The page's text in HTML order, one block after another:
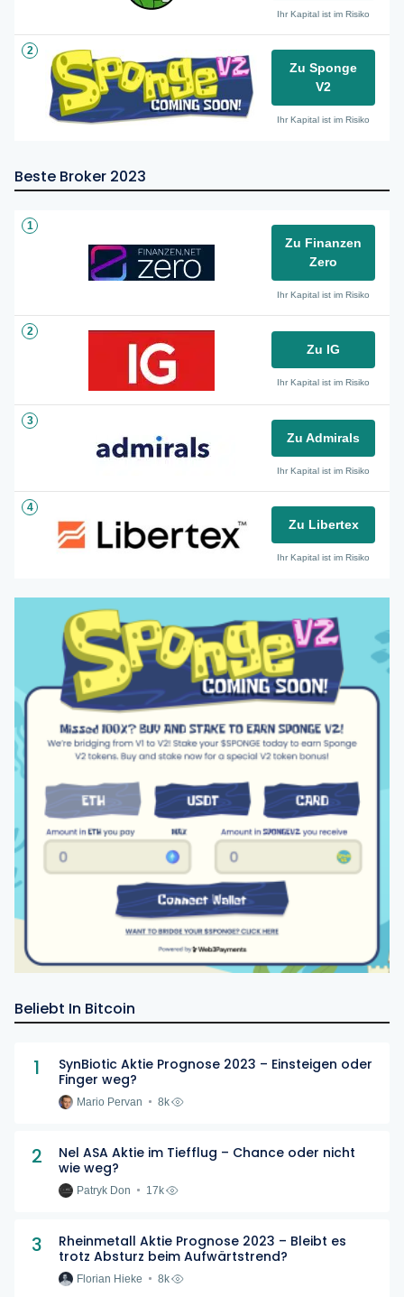
Ihr Kapital ist im Risiko
2
Zu Sponge
V2
Ihr Kapital ist im Risiko
Beste Broker 2023
1
Zu Finanzen
Zero
Ihr Kapital ist im Risiko
2
Zu IG
Ihr Kapital ist im Risiko
3
Zu Admirals
Ihr Kapital ist im Risiko
4
Zu Libertex
Ihr Kapital ist im Risiko
Beliebt In Bitcoin
1
SynBiotic Aktie Prognose 2023 – Einsteigen oder
Finger weg?
Mario Pervan 8k
2
Nel ASA Aktie im Tiefflug – Chance oder nicht
wie weg?
Patryk Don 17k
3
Rheinmetall Aktie Prognose 2023 – Bleibt es
trotz Absturz beim Aufwärtstrend?
Florian Hieke 8k